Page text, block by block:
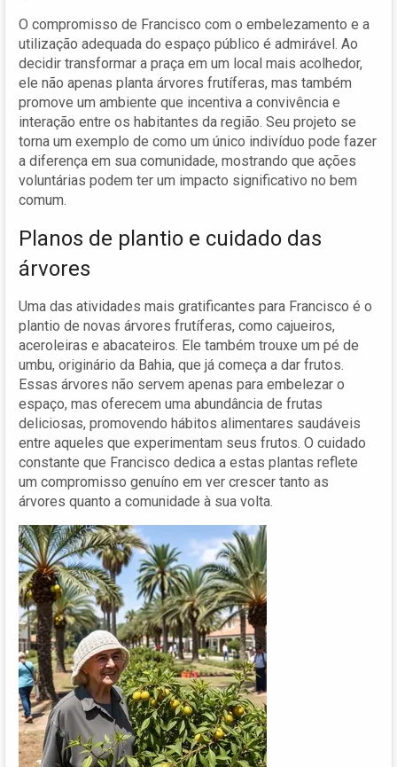
O compromisso de Francisco com o embelezamento e a
utilização adequada do espaço público é admirável. Ao
decidir transformar a praça em um local mais acolhedor,
ele não apenas planta árvores frutíferas, mas também
promove um ambiente que incentiva a convivência e
interação entre os habitantes da região. Seu projeto se
torna um exemplo de como um único indivíduo pode fazer
a diferença em sua comunidade, mostrando que ações
voluntárias podem ter um impacto significativo no bem
comum.
Planos de plantio e cuidado das
árvores
Uma das atividades mais gratificantes para Francisco é o
plantio de novas árvores frutíferas, como cajueiros,
aceroleiras e abacateiros. Ele também trouxe um pé de
umbu, originário da Bahia, que já começa a dar frutos.
Essas árvores não servem apenas para embelezar o
espaço, mas oferecem uma abundância de frutas
deliciosas, promovendo hábitos alimentares saudáveis
entre aqueles que experimentam seus frutos. O cuidado
constante que Francisco dedica a estas plantas reflete
um compromisso genuíno em ver crescer tanto as
árvores quanto a comunidade à sua volta.